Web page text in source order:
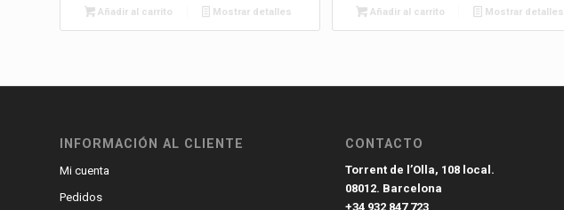
Añadir al carrito Mostrar detalles Añadir al carrito Mostrar detalles
INFORMACIÓN AL CLIENTE
Mi cuenta
Pedidos
CONTACTO
Torrent de l’Olla, 108 local.
08012. Barcelona
+34 932 847 723